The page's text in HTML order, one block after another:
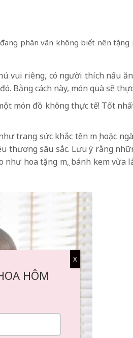
phân vân không biết nên tặng
vui riêng, có người thích nấu
Bằng cách này, món quà sẽ
món đồ không thực tế! Tốt
trang sức khắc tên mẹ hoặc
thương sâu sắc. Lưu ý rằng
hoa tặng mẹ, bánh kem vừa
HÔM
X